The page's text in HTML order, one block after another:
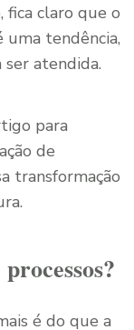
fica claro que o
tendência,
ser atendida.
para
de
transformação
é do que a